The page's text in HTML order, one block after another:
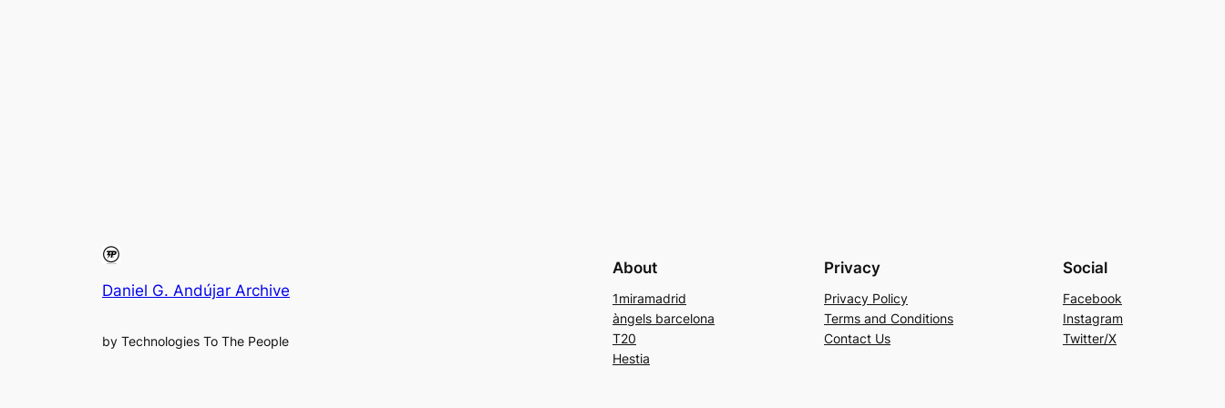
Daniel G. Andújar Archive
by Technologies To The People
About
1miramadrid
àngels barcelona
T20
Hestia
Privacy
Privacy Policy
Terms and Conditions
Contact Us
Social
Facebook
Instagram
Twitter/X